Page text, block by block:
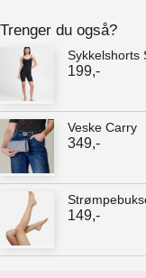
Trenger du også?
Sykkelshorts
199,-
Veske Carry
349,-
149,-